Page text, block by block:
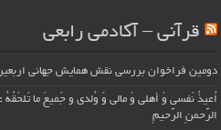
قرآنی – آکادمی رابعی
دومین فراخوان بررسی نقش همایش جهانی
اُعیذُ نَفسی وَ أهلی وَ مالی وَ وُلدی و جَمیعَ ما تَلحَقُهُ
الرَّحمنِ الرَّحیمِ